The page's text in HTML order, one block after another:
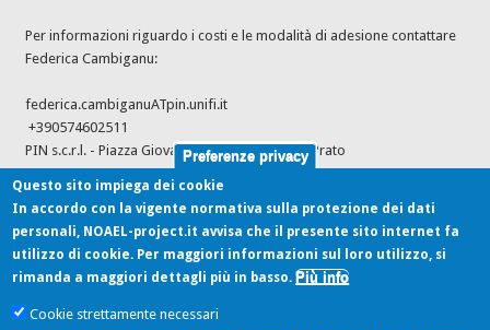
Per informazioni riguardo i costi e le modalità di adesione contattare
Federica Cambiganu:
federica.cambiganuATpin.unifi.it
+390574602511
PIN s.c.r.l. - Piazza Giovanni Ciardi 25, 59100 - Prato
Ultimi feed dalle fonti
Preferenze privacy
Questo sito impiega dei cookie
In accordo con la vigente normativa sulla protezione dei dati
personali, NOAEL-project.it avvisa che il presente sito internet fa
utilizzo di cookie. Per maggiori informazioni sul loro utilizzo, si
rimanda a maggiori dettagli più in basso. Più info
Cookie strettamente necessari